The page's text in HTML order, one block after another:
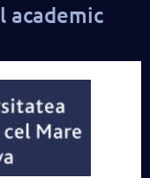
academic